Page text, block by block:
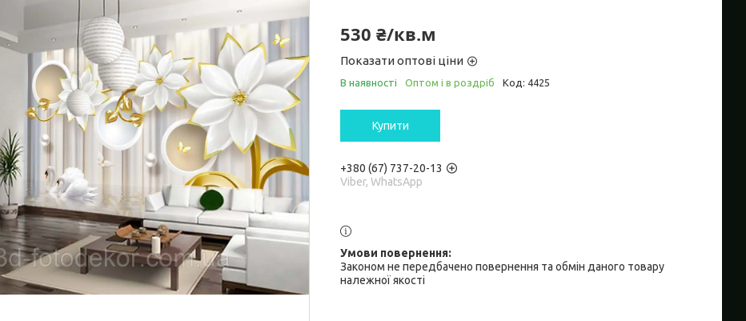
530 ₴/кв.м
Показати оптові ціни
В наявності Оптом і в роздріб Код: 4425
Купити
+380 (67) 737-20-13
Viber, WhatsApp
Законом не передбачено повернення та обмін даного товару
належної якості